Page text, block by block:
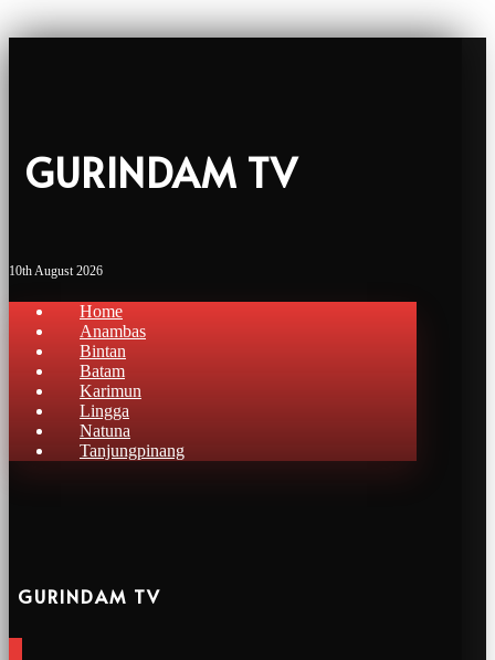
GURINDAM TV
10th August 2026
Home
Anambas
Bintan
Batam
Karimun
Lingga
Natuna
Tanjungpinang
GURINDAM TV